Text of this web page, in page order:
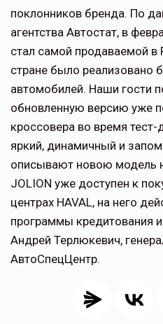
поклонников бренда. По
агентства Автостат, в
стал самой продаваемой
стране было реализовано
автомобилей. Наши гости
обновленную версию уже
кроссовера во время
яркий, динамичный и
описывают новою модель
JOLION уже доступен к
центрах HAVAL, на него
программы кредитования
Андрей Терлюкевич,
АвтоСпецЦентр.